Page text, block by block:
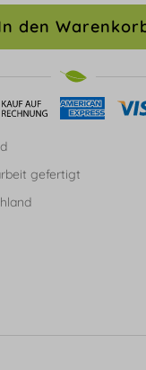
den
gefertigt